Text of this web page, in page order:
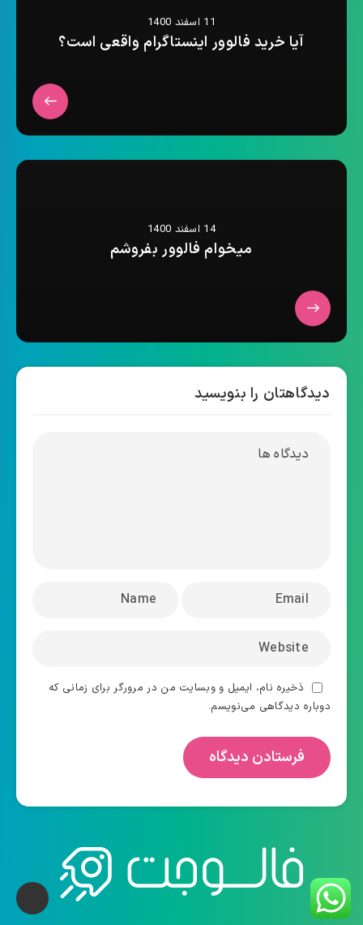
11 اسفند 1400
آیا خرید فالوور اینستاگرام واقعی است؟
14 اسفند 1400
میخوام فالوور بفروشم
دیدگاهتان را بنویسید
ذخیره نام، ایمیل و وبسایت من در مرورگر برای زمانی که
دوباره دیدگاهی می‌نویسم.